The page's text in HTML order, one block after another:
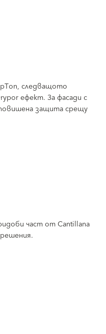
следващото
ефект. За фасади с
защита срещу
част от Cantillana